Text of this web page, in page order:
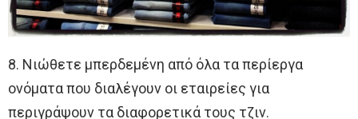
8. Νιώθετε μπερδεμένη από όλα τα περίεργα
ονόματα που διαλέγουν οι εταιρείες για
περιγράψουν τα διαφορετικά τους τζιν.